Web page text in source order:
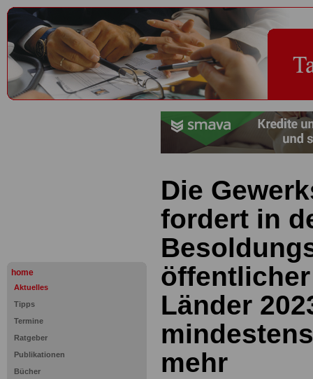
home
Aktuelles
Tipps
Termine
Ratgeber
Publikationen
Bücher
Die
fordert in
Länder
mehr